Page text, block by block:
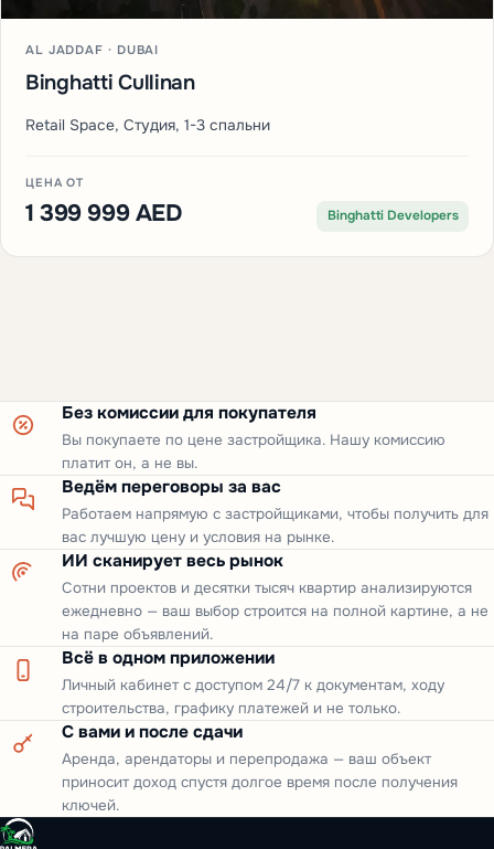
737 000 AED
ПЕРЕД ЗАПУСКОМ
Binghatti Cullinan
Retail Space, Студия, 1-3 спальни
ЦЕНА ОТ
1 399 999 AED Binghatti Developers
Без комиссии для покупателя
Вы покупаете по цене застройщика. Нашу комиссию
платит он, а не вы.
Ведём переговоры за вас